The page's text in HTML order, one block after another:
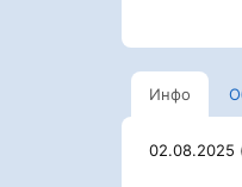
Инфо
02.08.2025